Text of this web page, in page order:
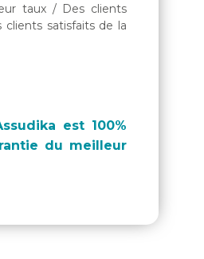
taux / Des clients
satisfaits de la
est 100%
du meilleur